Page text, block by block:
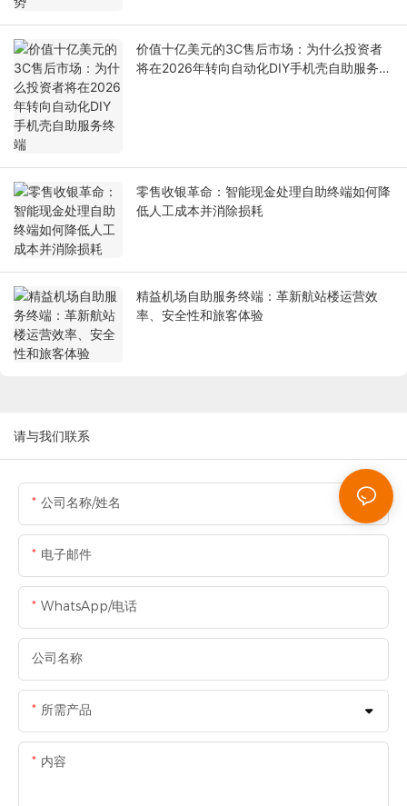
价值十亿美元的3C售后市场：为什么投资者
将在2026年转向自动化DIY手机壳自助服务终
零售收银革命：智能现金处理自助终端如何降
低人工成本并消除损耗
精益机场自助服务终端：革新航站楼运营效
率、安全性和旅客体验
请与我们联系
公司名称/姓名
电子邮件
WhatsApp/电话
公司名称
所需产品
内容